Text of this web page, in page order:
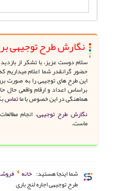
نگارش طرح توجیهی
سلام دوست عزیز، با تشکر از
حضور گرانقدر شما اعلام میداریم
این طرح های توجیهی را به صورت
براساس اعداد و ارقام واقعی حال
هماهنگی در این خصوص با ماتماس
نگارش طرح توجیهی، انجام
ماست.
شما اینجا هستید: خانه
طرح توجیهی اجاره لنج باری